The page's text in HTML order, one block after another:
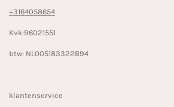
+3164058654
Kvk:96021551
btw: NL005183322B94
klantenservice